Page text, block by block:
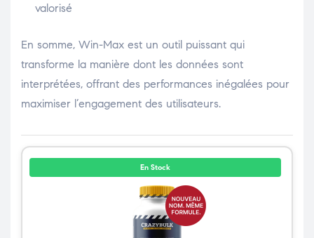
valorisé
En somme, Win-Max est un outil puissant qui
transforme la manière dont les données sont
interprétées, offrant des performances inégalées pour
maximiser l’engagement des utilisateurs.
En Stock